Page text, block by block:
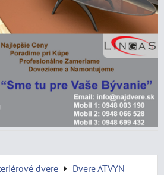
dvere
Dvere ATVYN